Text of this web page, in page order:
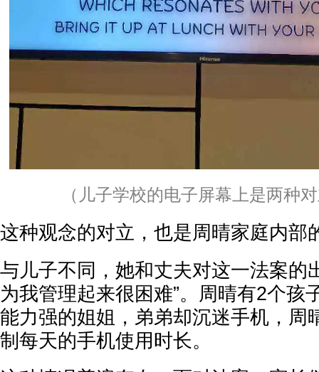
（儿子学校的电子屏幕上是两种
这种观念的对立，也是周晴家庭内部
与儿子不同，她和丈夫对这一法案的
为我管理起来很困难”。周晴有2个孩
能力强的姐姐，弟弟却沉迷手机，周
制每天的手机使用时长。